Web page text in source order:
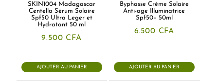
SKIN1004 Madagascar
Centella Sérum Solaire
Spf50 Ultra Leger et
Hydratant 50 ml
9.500 CFA
AJOUTER AU PANIER
Byphasse Créme Solaire
Anti-age Illuminatrice
Spf50+ 50ml
6.500 CFA
AJOUTER AU PANIER